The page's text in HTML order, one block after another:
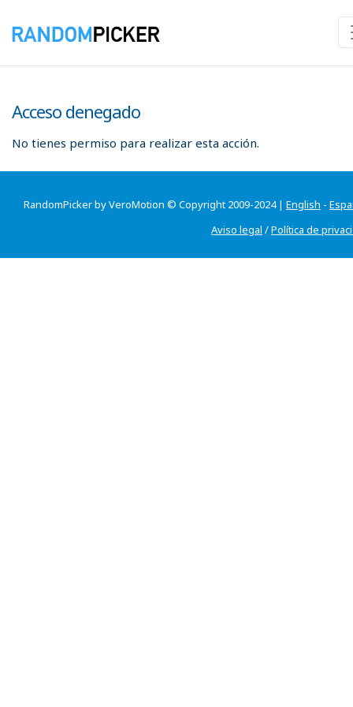
Acceso denegado
No tienes permiso para realizar esta acción.
RandomPicker by VeroMotion © Copyright 2009-2024 | English -
Aviso legal /Política de